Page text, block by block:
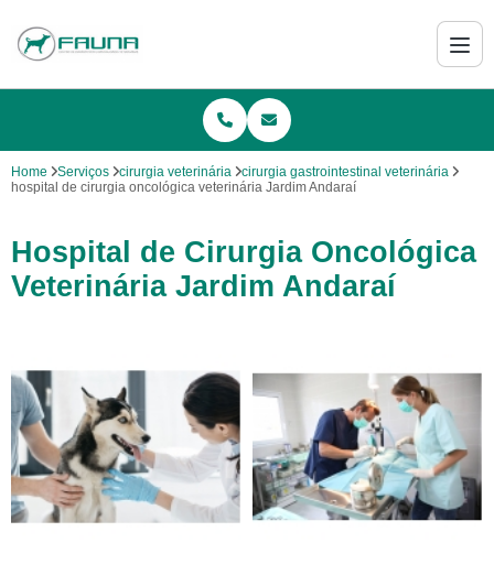
Home Serviços cirurgia veterinária
cirurgia gastrointestinal veterinária
hospital de cirurgia oncológica veterinária Jardim Andaraí
Hospital de Cirurgia Oncológica
Veterinária Jardim Andaraí